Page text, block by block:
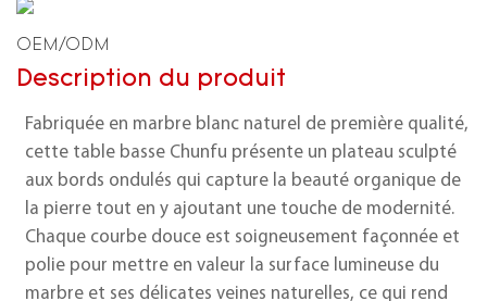
OEM/ODM
Description du produit
Fabriquée en marbre blanc naturel de première qualité,
cette table basse Chunfu présente un plateau sculpté
aux bords ondulés qui capture la beauté organique de
la pierre tout en y ajoutant une touche de modernité.
Chaque courbe douce est soigneusement façonnée et
polie pour mettre en valeur la surface lumineuse du
marbre et ses délicates veines naturelles, ce qui rend